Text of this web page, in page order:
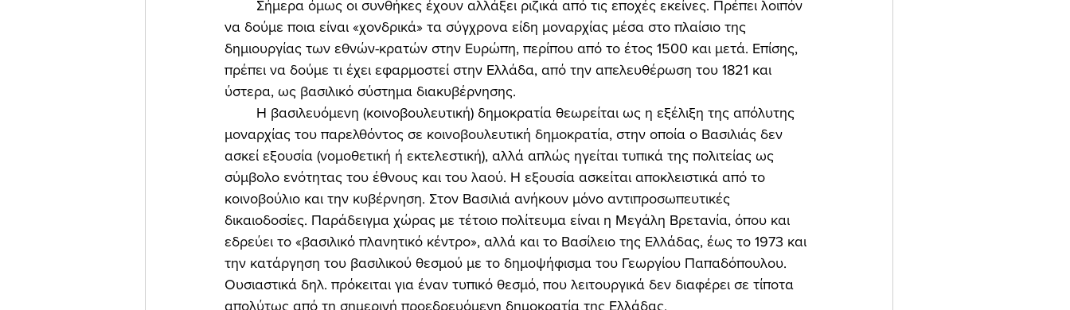
να δούμε ποια είναι «χονδρικά» τα σύγχρονα είδη μοναρχίας μέσα στο πλαίσιο της
δημιουργίας των εθνών-κρατών στην Ευρώπη, περίπου από το έτος 1500 και μετά. Επίσης,
πρέπει να δούμε τι έχει εφαρμοστεί στην Ελλάδα, από την απελευθέρωση του 1821 και
ύστερα, ως βασιλικό σύστημα διακυβέρνησης.
μοναρχίας του παρελθόντος σε κοινοβουλευτική δημοκρατία, στην οποία ο Βασιλιάς δεν
ασκεί εξουσία (νομοθετική ή εκτελεστική), αλλά απλώς ηγείται τυπικά της πολιτείας ως
σύμβολο ενότητας του έθνους και του λαού. Η εξουσία ασκείται αποκλειστικά από το
κοινοβούλιο και την κυβέρνηση. Στον Βασιλιά ανήκουν μόνο αντιπροσωπευτικές
δικαιοδοσίες. Παράδειγμα χώρας με τέτοιο πολίτευμα είναι η Μεγάλη Βρετανία, όπου και
εδρεύει το «βασιλικό πλανητικό κέντρο», αλλά και το Βασίλειο της Ελλάδας, έως το 1973 και
την κατάργηση του βασιλικού θεσμού με το δημοψήφισμα του Γεωργίου Παπαδόπουλου.
Ουσιαστικά δηλ. πρόκειται για έναν τυπικό θεσμό, που λειτουργικά δεν διαφέρει σε τίποτα
απολύτως από τη σημερινή προεδρευόμενη δημοκρατία της Ελλάδας.